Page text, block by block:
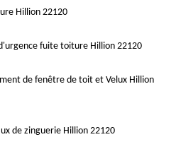
Hillion 22120
fuite toiture Hillion 22120
de fenêtre de toit et Velux Hillion
de zinguerie Hillion 22120